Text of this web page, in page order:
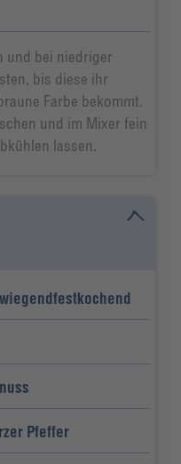
und bei niedriger
bis diese ihr
Farbe bekommt.
und im Mixer fein
lassen.
Pfeffer